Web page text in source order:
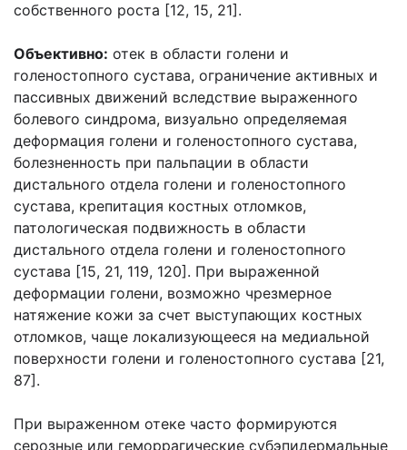
собственного роста [12, 15, 21].
Объективно: отек в области голени и
голеностопного сустава, ограничение активных и
пассивных движений вследствие выраженного
болевого синдрома, визуально определяемая
деформация голени и голеностопного сустава,
болезненность при пальпации в области
дистального отдела голени и голеностопного
сустава, крепитация костных отломков,
патологическая подвижность в области
дистального отдела голени и голеностопного
сустава [15, 21, 119, 120]. При выраженной
деформации голени, возможно чрезмерное
натяжение кожи за счет выступающих костных
отломков, чаще локализующееся на медиальной
поверхности голени и голеностопного сустава [21,
87].
При выраженном отеке часто формируются
серозные или геморрагические субэпидермальные